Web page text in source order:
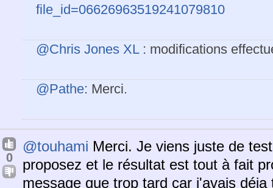
file_id=06626963519241079810
@Chris Jones XL: modifications
@Pathe: Merci.
0
@touhami Merci. Je viens juste de
proposez et le résultat est tout à fait
message que trop tard car j'avais